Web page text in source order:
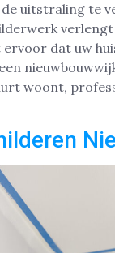
uitstraling te
verlengt
ervoor dat uw
woont,